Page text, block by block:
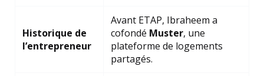
Historique de
l’entrepreneur
Avant ETAP, Ibraheem a
cofondé Muster, une
plateforme de logements
partagés.